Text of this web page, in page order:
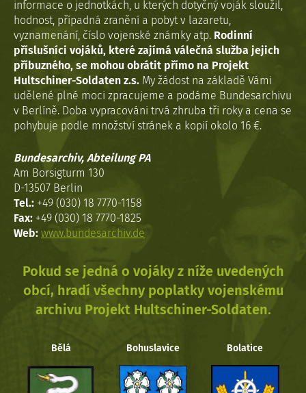
informace o jednotkách, u kterých dotyčný voják sloužil,
hodnost, případná zranění a pobyt v lazaretu,
vyznamenání, číslo vojenské známky atp. Rodinní
příslušníci vojáků, které zajímá válečná služba jejich
příbuzného, se mohou obrátit přímo na Projekt
Hultschiner-Soldaten z.s. My žádost na základě Vámi
udělené plné moci zpracujeme a podáme Bundesarchivu
v Berlíně. Doba vypracováni trvá zhruba tři roky a cena se
pohybuje podle množství stránek a kopií okolo 16 €.
Bundesarchiv, Abteilung PA
Am Borsigturm 130
D-13507 Berlin
Tel.: +49 (030) 18 7770-1158
Fax: +49 (030) 18 7770-1825
Web: www.bundesarchiv.de
Pokud se jedná o vojáky z níže uvedených
obcí, hradí všechny poplatky vojenskému
archivu Projekt Hultschiner-Soldaten.
Bělá Bohuslavice Bolatice